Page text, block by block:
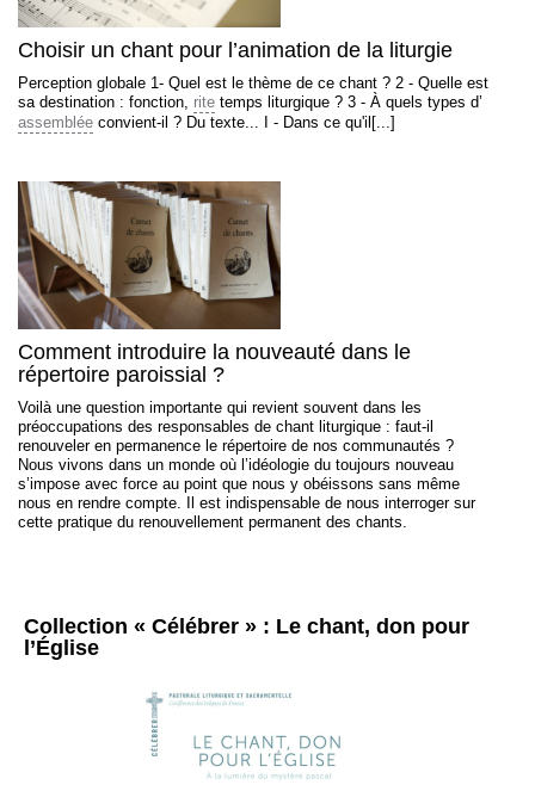
Choisir un chant pour l’animation de la liturgie
Perception globale 1- Quel est le thème de ce chant ? 2 - Quelle est
sa destination : fonction, rite temps liturgique ? 3 - À quels types d’
assemblée convient-il ? Du texte... I - Dans ce qu'il[...]
Comment introduire la nouveauté dans le
répertoire paroissial ?
Voilà une question importante qui revient souvent dans les
préoccupations des responsables de chant liturgique : faut-il
renouveler en permanence le répertoire de nos communautés ?
Nous vivons dans un monde où l’idéologie du toujours nouveau
s’impose avec force au point que nous y obéissons sans même
nous en rendre compte. Il est indispensable de nous interroger sur
cette pratique du renouvellement permanent des chants.
Collection « Célébrer » : Le chant, don pour
l’Église